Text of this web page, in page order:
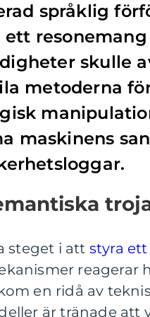
språklig
ett
skulle
metoderna
maskinens
steget i att styra
reagerar
en ridå av
är tränade att